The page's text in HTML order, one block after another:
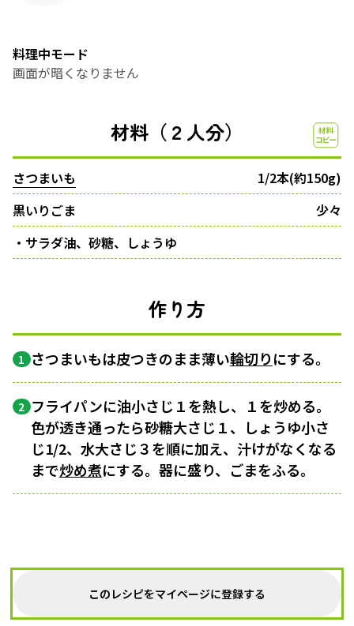
料理中モード
画面が暗くなりません
材料（２人分）
さつまいも
1/2本(約150g)
黒いりごま
少々
・サラダ油、砂糖、しょうゆ
作り方
1 さつまいもは皮つきのまま薄い輪切りにする。
2 フライパンに油小さじ１を熱し、１を炒める。
色が透き通ったら砂糖大さじ１、しょうゆ小さ
じ1/2、水大さじ３を順に加え、汁けがなくなる
まで炒め煮にする。器に盛り、ごまをふる。
このレシピをマイページに登録する